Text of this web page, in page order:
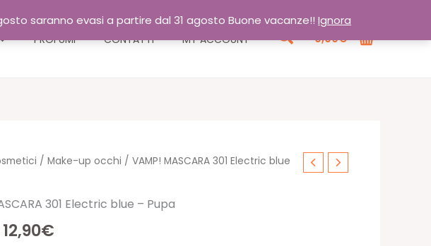
saranno evasi a partire dal 31 agosto Buone vacanze!! Ignora
PROFUMI CONTATTI MY ACCOUNT Cerca
0,00€
/ Make-up occhi / VAMP! MASCARA 301 Electric blue
301 Electric blue – Pupa
Il
12,90€Il